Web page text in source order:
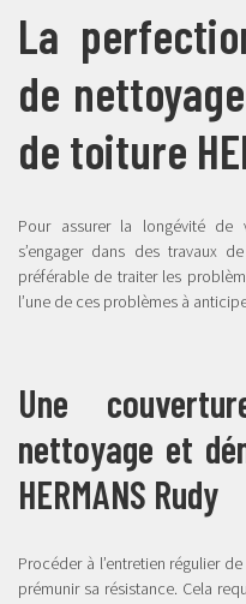
La
de
de toiture
Pour assurer la longévité de
s’engager dans des travaux
préférable de traiter les
l’une de ces problèmes à
Une
nettoyage et
HERMANS Rudy
Procéder à l’entretien régulier
prémunir sa résistance. Cela